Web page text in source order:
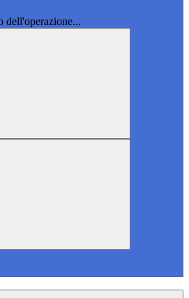
dell'operazione...